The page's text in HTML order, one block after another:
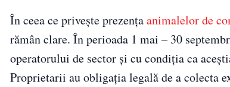
În ceea ce privește prezențaanimalelor de
rămân clare. În perioada 1 mai – 30
operatorului de sector și cu condiția ca
Proprietarii au obligația legală de a colecta